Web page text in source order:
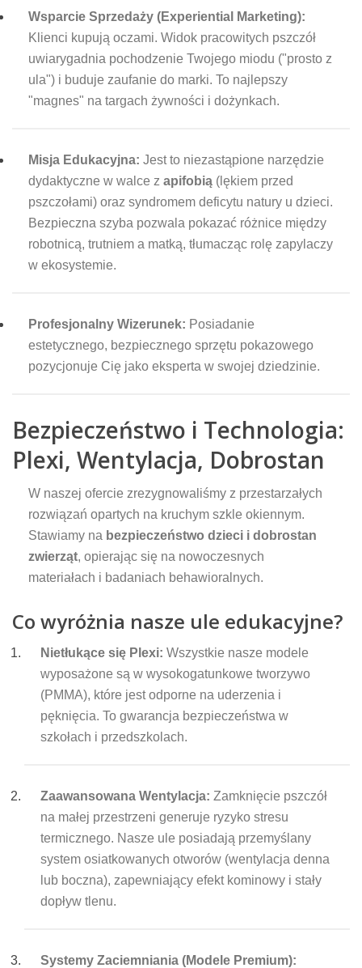
Wsparcie Sprzedaży (Experiential Marketing):
Klienci kupują oczami. Widok pracowitych pszczół
uwiarygadnia pochodzenie Twojego miodu ("prosto z
ula") i buduje zaufanie do marki. To najlepszy
"magnes" na targach żywności i dożynkach.
Misja Edukacyjna: Jest to niezastąpione narzędzie
dydaktyczne w walce z apifobią (lękiem przed
pszczołami) oraz syndromem deficytu natury u dzieci.
Bezpieczna szyba pozwala pokazać różnice między
robotnicą, trutniem a matką, tłumacząc rolę zapylaczy
w ekosystemie.
Profesjonalny Wizerunek: Posiadanie
estetycznego, bezpiecznego sprzętu pokazowego
pozycjonuje Cię jako eksperta w swojej dziedzinie.
Bezpieczeństwo i Technologia:
Plexi, Wentylacja, Dobrostan
W naszej ofercie zrezygnowaliśmy z przestarzałych
rozwiązań opartych na kruchym szkle okiennym.
Stawiamy na bezpieczeństwo dzieci i dobrostan
zwierząt, opierając się na nowoczesnych
materiałach i badaniach behawioralnych.
Co wyróżnia nasze ule edukacyjne?
Nietłukące się Plexi: Wszystkie nasze modele
wyposażone są w wysokogatunkowe tworzywo
(PMMA), które jest odporne na uderzenia i
pęknięcia. To gwarancja bezpieczeństwa w
szkołach i przedszkolach.
Zaawansowana Wentylacja: Zamknięcie pszczół
na małej przestrzeni generuje ryzyko stresu
termicznego. Nasze ule posiadają przemyślany
system osiatkowanych otworów (wentylacja denna
lub boczna), zapewniający efekt kominowy i stały
dopływ tlenu.
Systemy Zaciemniania (Modele Premium):